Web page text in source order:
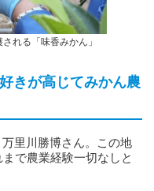
れる「味香みかん」
きが高じてみかん農
里川勝博さん。この地
で農業経験一切なしと